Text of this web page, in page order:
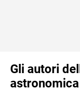
Gli autori
astronomica